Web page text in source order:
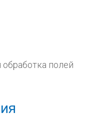
обработка полей